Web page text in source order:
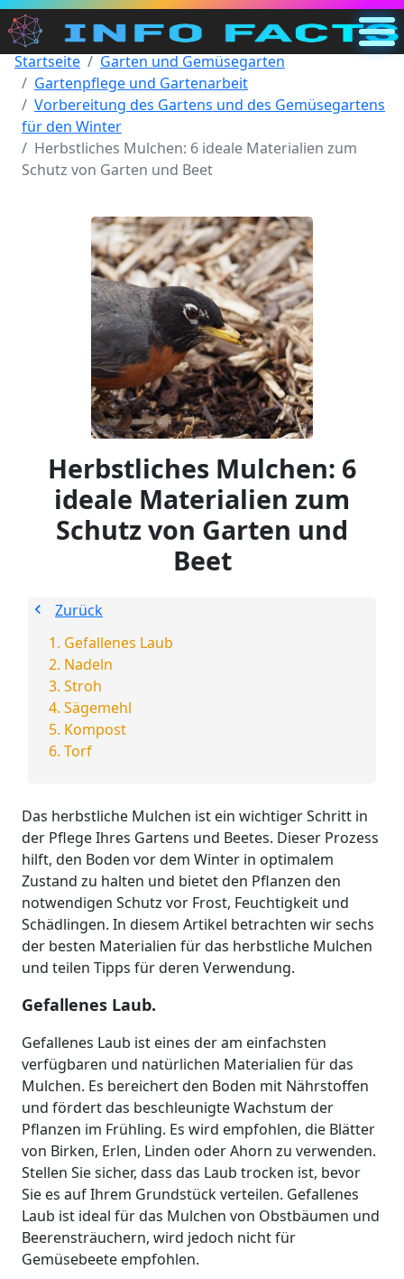
Hauptseite
Kategorien
Sonstiges
Startseite
Garten und Gemüsegarten
Gartenpflege und Gartenarbeit
Vorbereitung des Gartens und des Gemüsegartens
für den Winter
Herbstliches Mulchen: 6 ideale Materialien zum
Schutz von Garten und Beet
Herbstliches Mulchen: 6
ideale Materialien zum
Schutz von Garten und
Beet
Zurück
Gefallenes Laub
Nadeln
Stroh
Sägemehl
Kompost
Torf
Das herbstliche Mulchen ist ein wichtiger Schritt in
der Pflege Ihres Gartens und Beetes. Dieser Prozess
hilft, den Boden vor dem Winter in optimalem
Zustand zu halten und bietet den Pflanzen den
notwendigen Schutz vor Frost, Feuchtigkeit und
Schädlingen. In diesem Artikel betrachten wir sechs
der besten Materialien für das herbstliche Mulchen
und teilen Tipps für deren Verwendung.
Gefallenes Laub.
Gefallenes Laub ist eines der am einfachsten
verfügbaren und natürlichen Materialien für das
Mulchen. Es bereichert den Boden mit Nährstoffen
und fördert das beschleunigte Wachstum der
Pflanzen im Frühling. Es wird empfohlen, die Blätter
von Birken, Erlen, Linden oder Ahorn zu verwenden.
Stellen Sie sicher, dass das Laub trocken ist, bevor
Sie es auf Ihrem Grundstück verteilen. Gefallenes
Laub ist ideal für das Mulchen von Obstbäumen und
Beerensträuchern, wird jedoch nicht für
Gemüsebeete empfohlen.